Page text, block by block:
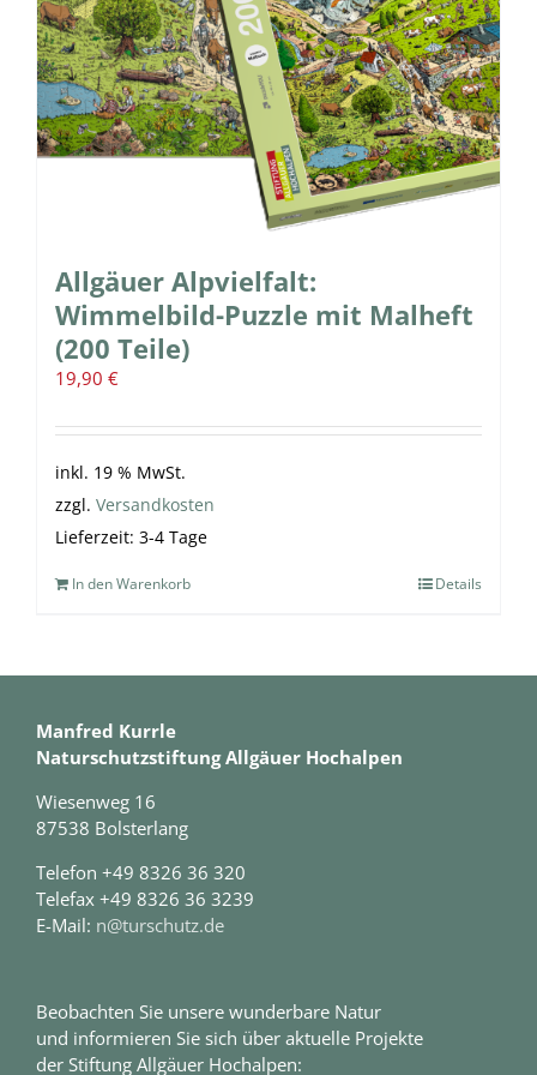
Allgäuer Alpvielfalt:
Wimmelbild-Puzzle mit Malheft
(200 Teile)
19,90 €
inkl. 19 % MwSt.
zzgl. Versandkosten
Lieferzeit: 3-4 Tage
In den Warenkorb Details
Manfred Kurrle
Naturschutzstiftung Allgäuer Hochalpen
Wiesenweg 16
87538 Bolsterlang
Telefon +49 8326 36 320
Telefax +49 8326 36 3239
E-Mail: n@turschutz.de
Beobachten Sie unsere wunderbare Natur
und informieren Sie sich über aktuelle Projekte
der Stiftung Allgäuer Hochalpen: